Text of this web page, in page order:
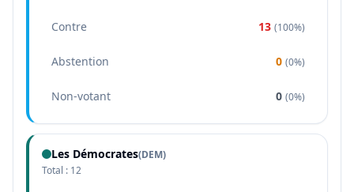
Contre 13 (100%)
Abstention 0 (0%)
Non-votant 0 (0%)
Les Démocrates(DEM)
Total : 12